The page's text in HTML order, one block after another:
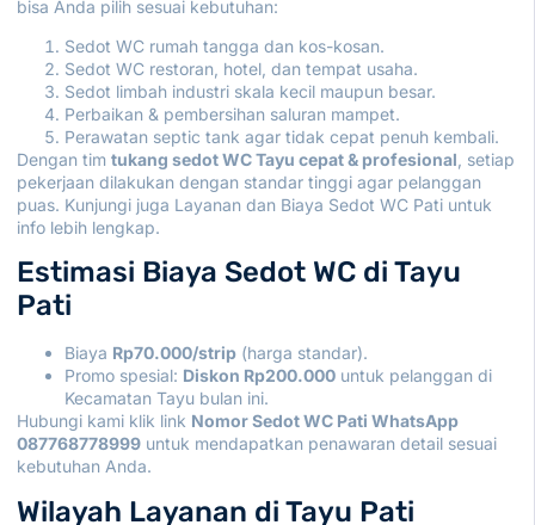
bisa Anda pilih sesuai kebutuhan:
Sedot WC rumah tangga dan kos-kosan.
Sedot WC restoran, hotel, dan tempat usaha.
Sedot limbah industri skala kecil maupun besar.
Perbaikan & pembersihan saluran mampet.
Perawatan septic tank agar tidak cepat penuh kembali.
Dengan tim tukang sedot WC Tayu cepat & profesional , setiap
pekerjaan dilakukan dengan standar tinggi agar pelanggan
puas. Kunjungi juga Layanan dan Biaya Sedot WC Pati untuk
info lebih lengkap.
Estimasi Biaya Sedot WC di Tayu
Pati
Biaya Rp70.000/strip (harga standar).
Promo spesial: Diskon Rp200.000 untuk pelanggan di
Kecamatan Tayu bulan ini.
Hubungi kami klik link Nomor Sedot WC Pati WhatsApp
087768778999 untuk mendapatkan penawaran detail sesuai
kebutuhan Anda.
Wilayah Layanan di Tayu Pati